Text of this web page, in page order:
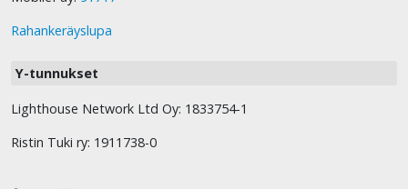
Rahankeräyslupa
Y-tunnukset
Lighthouse Network Ltd Oy: 1833754-1
Ristin Tuki ry: 1911738-0